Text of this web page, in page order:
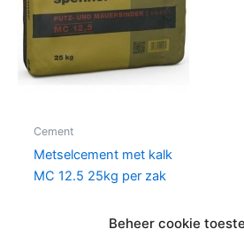
Beheer cookie
Cement
Metselcement met kalk
MC 12.5 25kg per zak